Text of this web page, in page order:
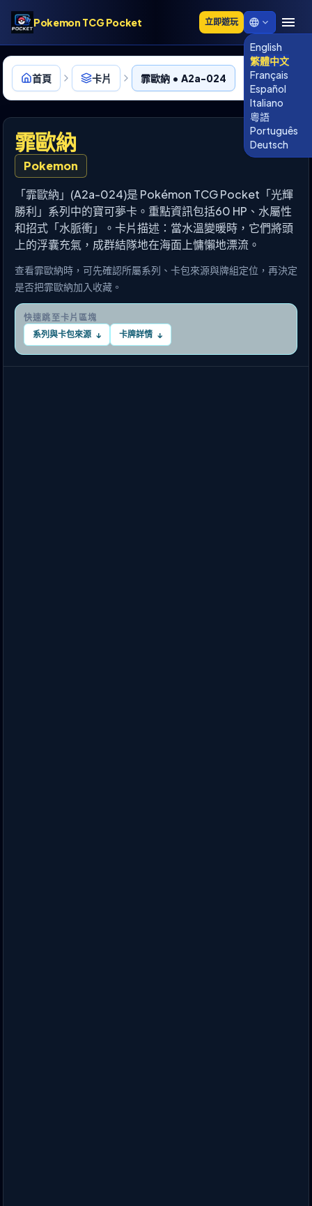
Pokemon TCG Pocket 立即遊玩
English
繁體中文
Français
Español
Italiano
粵語
Português
Deutsch
首頁 卡片 霏歐納 • A2a-024
霏歐納
Pokemon
「霏歐納」(A2a-024)是 Pokémon TCG Pocket「光輝
勝利」系列中的寶可夢卡。重點資訊包括60 HP、水屬性
和招式「水脈衝」。卡片描述：當水溫變暖時，它們將頭
上的浮囊充氣，成群結隊地在海面上慵懶地漂流。
查看霏歐納時，可先確認所屬系列、卡包來源與牌組定位，再決定
是否把霏歐納加入收藏。
快速跳至卡片區塊
系列與卡包來源 ↓ 卡牌詳情 ↓